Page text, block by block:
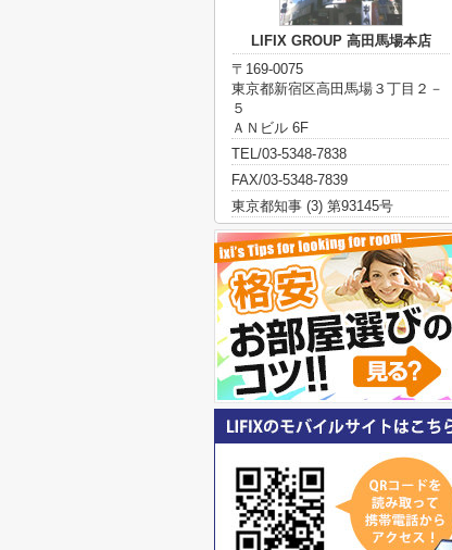
LIFIX GROUP 高田馬場本店
〒169-0075
東京都新宿区高田馬場３丁目２－
５
ＡＮビル 6F
TEL/03-5348-7838
FAX/03-5348-7839
東京都知事 (3) 第93145号